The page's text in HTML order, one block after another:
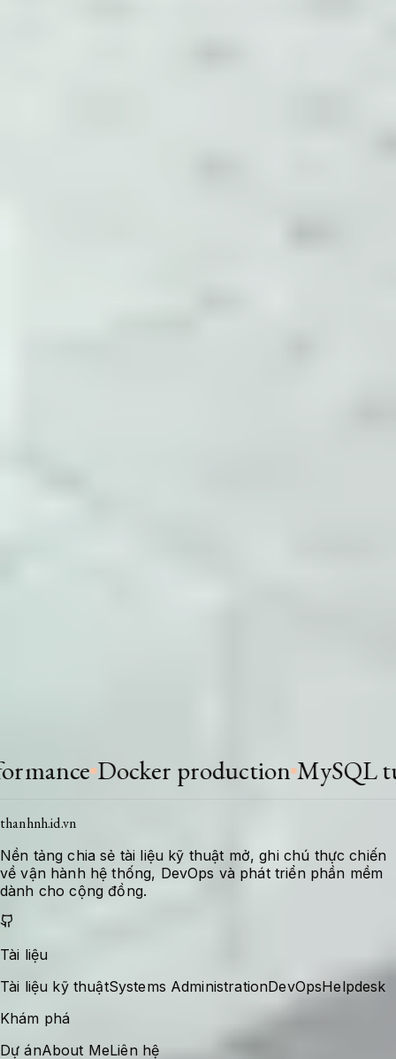
Docker productionMySQL
thanhnh.id.vn
Nền tảng chia sẻ tài liệu kỹ thuật mở, ghi chú thực chiến
về vận hành hệ thống, DevOps và phát triển phần mềm
dành cho cộng đồng.
Tài liệu
Tài liệu kỹ thuậtSystems AdministrationDevOpsHelpdesk
Khám phá
Dự ánAbout MeLiên hệ